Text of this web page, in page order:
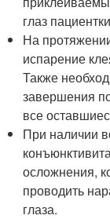
глаз
На
испарение
Также
завершения
все
При наличии
осложнения,
проводить
глаза.